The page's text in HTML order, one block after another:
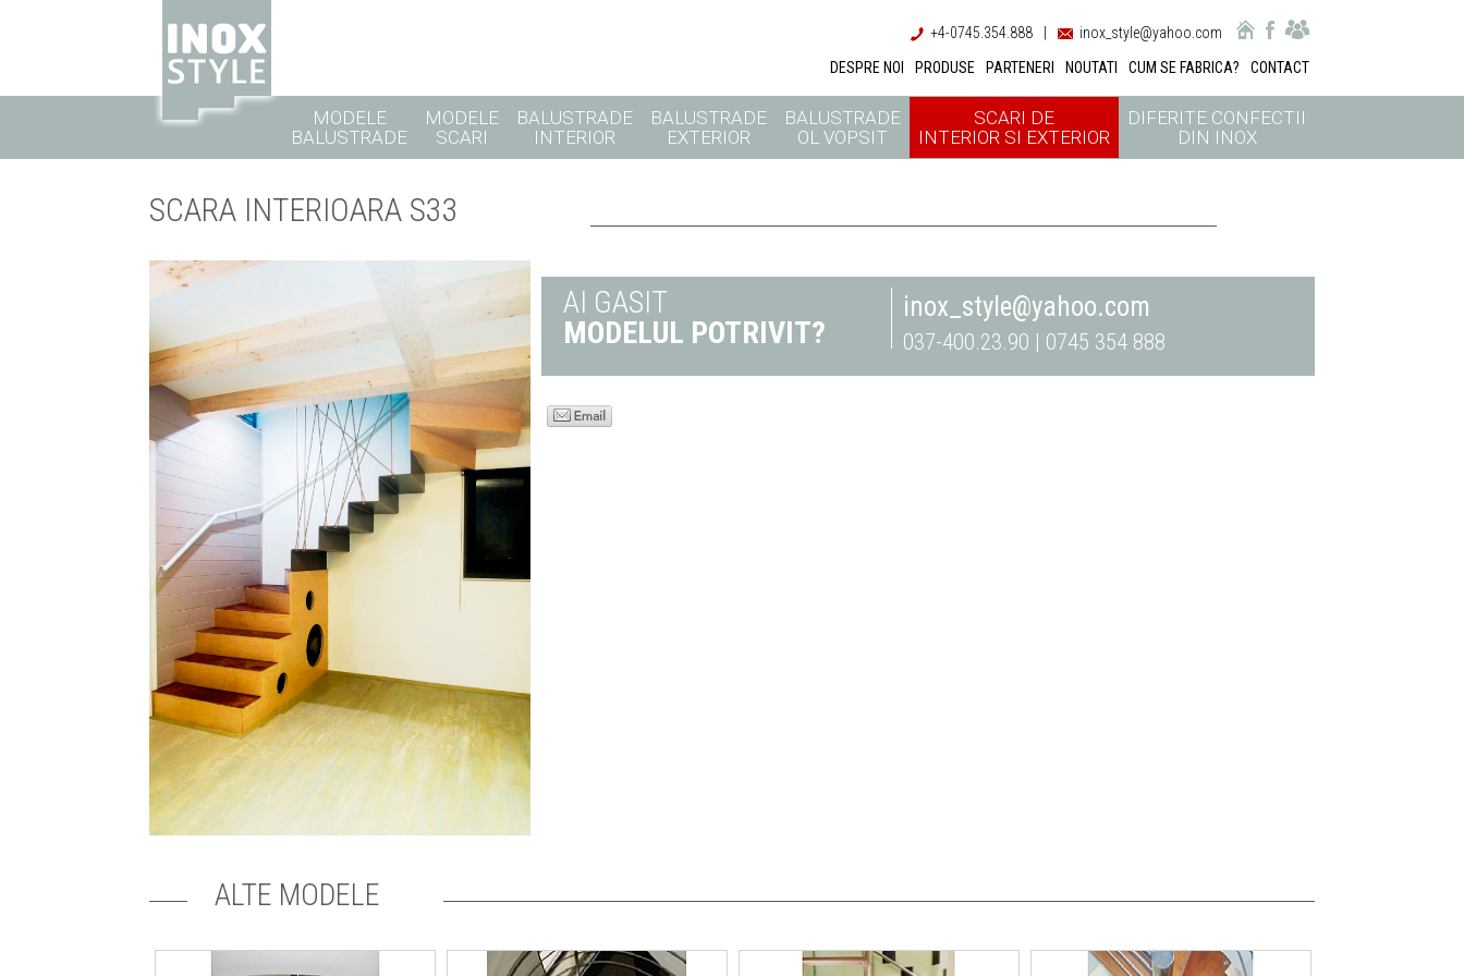
+4-0745.354.888
inox_style@yahoo.com
DESPRE NOI
PRODUSE PARTENERI NOUTATI CUM SE FABRICA? CONTACT
MODELE
BALUSTRADE
MODELE
SCARI
BALUSTRADE
INTERIOR
BALUSTRADE
EXTERIOR
BALUSTRADE
OL VOPSIT
SCARI DE
INTERIOR SI EXTERIOR
DIFERITE CONFECTII
DIN INOX
SCARA INTERIOARA S33
AI GASIT
MODELUL POTRIVIT?
inox_style@yahoo.com
037-400.23.90 | 0745 354 888
ALTE MODELE